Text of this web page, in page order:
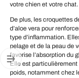
votre chien et votre chat.
De plus, les croquettes
d’aloe vera pour
type d’inflammation.
pelage et de la peau de
favorise l’absorption du
Elle est
poids, notamment chez